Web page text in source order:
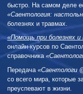
быстро. На самом деле
«Саентология:
болезнях и травмах.
«Помощь при болезнях
онлайн-курсов по
справочника
Передача «Саентологи
со всего мира, которые
преуспевают в жизни.